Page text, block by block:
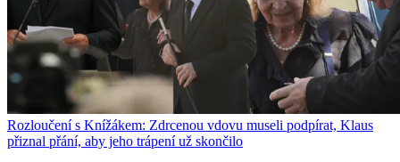
Rozloučení s Knížákem: Zdrcenou vdovu museli podpírat, Klaus
přiznal přání, aby jeho trápení už skončilo